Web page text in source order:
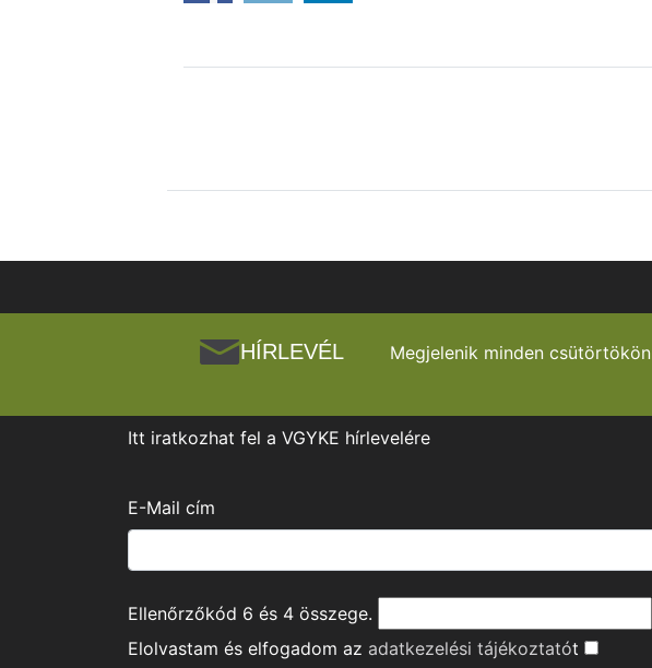
HÍRLEVÉL Megjelenik minden csütörtökön
Itt iratkozhat fel a VGYKE hírlevelére
E-Mail cím
Ellenőrzőkód 6 és 4 összege.
Elolvastam és elfogadom az adatkezelési tájékoztatót